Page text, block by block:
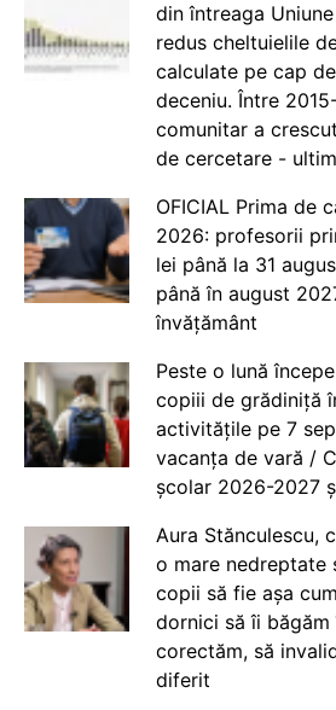
din întreaga
redus cheltuielile
calculate pe cap
deceniu. Între
comunitar a
de cercetare -
OFICIAL Prima de
2026: profesorii
lei până la 31
până în august
învățământ
Peste o lună
copiii de grădiniță
activitățile pe 7
vacanța de vară /
școlar 2026-2027
Aura Stănculescu,
o mare nedreptate
copii să fie așa
dornici să îi
corectăm, să
diferit